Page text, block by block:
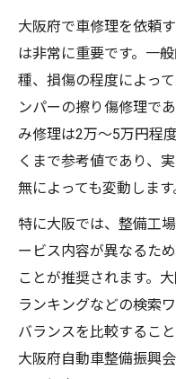
大阪府で車修理を依頼
は非常に重要です。一
種、損傷の程度によっ
ンパーの擦り傷修理で
み修理は2万〜5万円程
くまで参考値であり、
無によっても変動します
特に大阪では、整備工
ービス内容が異なるた
ことが推奨されます。
ランキングなどの検索
バランスを比較するこ
大阪府自動車整備振興